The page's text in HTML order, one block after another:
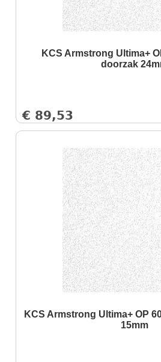
KCS Armstrong Ultima+
doorzak
€ 89,53
KCS Armstrong Ultima+ OP
15mm